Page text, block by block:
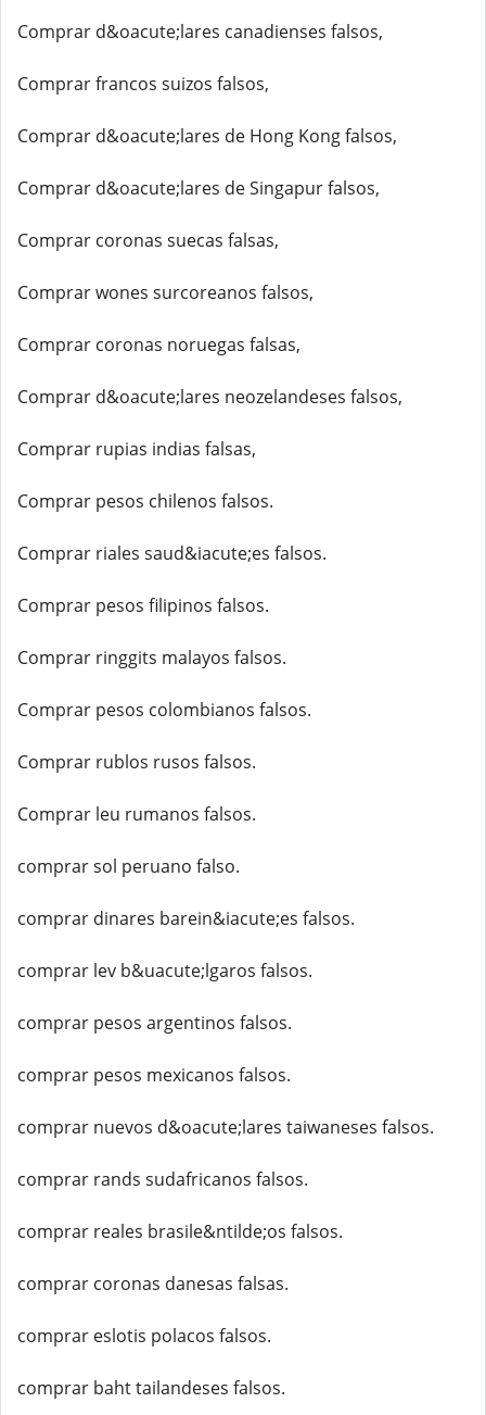
Comprar d&oacute;lares canadienses falsos,
Comprar francos suizos falsos,
Comprar d&oacute;lares de Hong Kong falsos,
Comprar d&oacute;lares de Singapur falsos,
Comprar coronas suecas falsas,
Comprar wones surcoreanos falsos,
Comprar coronas noruegas falsas,
Comprar d&oacute;lares neozelandeses falsos,
Comprar rupias indias falsas,
Comprar pesos chilenos falsos.
Comprar riales saud&iacute;es falsos.
Comprar pesos filipinos falsos.
Comprar ringgits malayos falsos.
Comprar pesos colombianos falsos.
Comprar rublos rusos falsos.
Comprar leu rumanos falsos.
comprar sol peruano falso.
comprar dinares barein&iacute;es falsos.
comprar lev b&uacute;lgaros falsos.
comprar pesos argentinos falsos.
comprar pesos mexicanos falsos.
comprar nuevos d&oacute;lares taiwaneses falsos.
comprar rands sudafricanos falsos.
comprar reales brasile&ntilde;os falsos.
comprar coronas danesas falsas.
comprar eslotis polacos falsos.
comprar baht tailandeses falsos.